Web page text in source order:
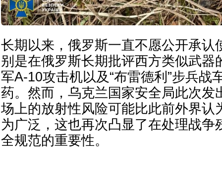
长期以来，俄罗斯一直不愿公开承认
别是在俄罗斯长期批评西方类似武器
军A-10攻击机以及“布雷德利”步兵战
药。然而，乌克兰国家安全局此次发
场上的放射性风险可能比此前外界认
为广泛，这也再次凸显了在处理战争
全规范的重要性。